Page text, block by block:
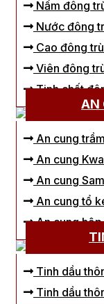
Nấm đông
Nước đông
Cao đông
Viên đông
Tinh chất
AN
An cung
An cung
An cung
An cung tổ
An cung
Tinh dầu
Tinh dầu